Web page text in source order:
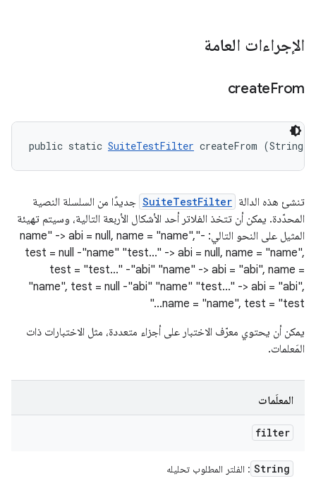
الإجراءات العامة
createFrom
public static SuiteTestFilter createFrom
تنشئ هذه الدالة SuiteTestFilter جديدًا من السلسلة النصية
المحدّدة. يمكن أن تتخذ الفلاتر أحد الأشكال الأربعة التالية، وسيتم تهيئة
المثيل على النحو التالي: -"name" -> abi = null, name = "name",
test = null -"name" "test..." -> abi = null, name = "name",
test = "test..." -"abi" "name" -> abi = "abi", name =
"name", test = null -"abi" "name" "test..." -> abi = "abi",
name = "name", test = "test..."
يمكن أن يحتوي معرّف الاختبار على أجزاء متعددة، مثل الاختبارات ذات
المَعلمات.
المعلَمات
filter
String : الفلتر المطلوب تحليله